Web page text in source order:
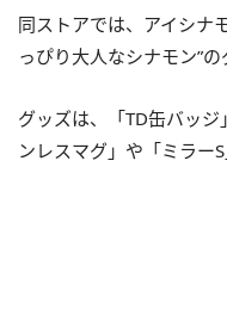
同ストアでは、アイシナ
っぴり大人なシナモン”の
グッズは、「TD缶バッ
ンレスマグ」や「ミラーS